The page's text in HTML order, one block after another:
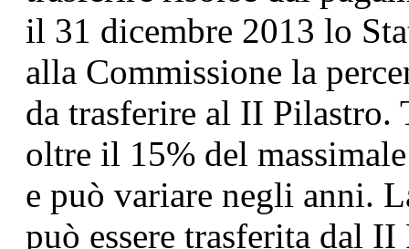
il 31 dicembre 2013 lo
alla Commissione la
da trasferire al II Pilastro.
oltre il 15% del
e può variare negli anni.
può essere trasferita dal